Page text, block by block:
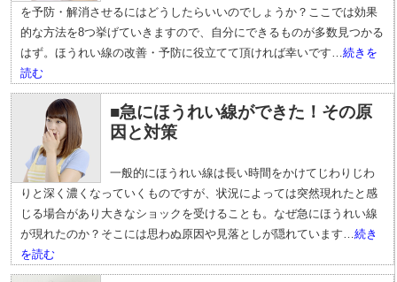
を予防・解消させるにはどうしたらいいのでしょうか？ここでは効果
的な方法を8つ挙げていきますので、自分にできるものが多数見つかる
はず。ほうれい線の改善・予防に役立てて頂ければ幸いです…続きを
読む
■急にほうれい線ができた！その原
因と対策
一般的にほうれい線は長い時間をかけてじわりじわ
りと深く濃くなっていくものですが、状況によっては突然現れたと感
じる場合があり大きなショックを受けることも。なぜ急にほうれい線
が現れたのか？そこには思わぬ原因や見落としが隠れています…続き
を読む